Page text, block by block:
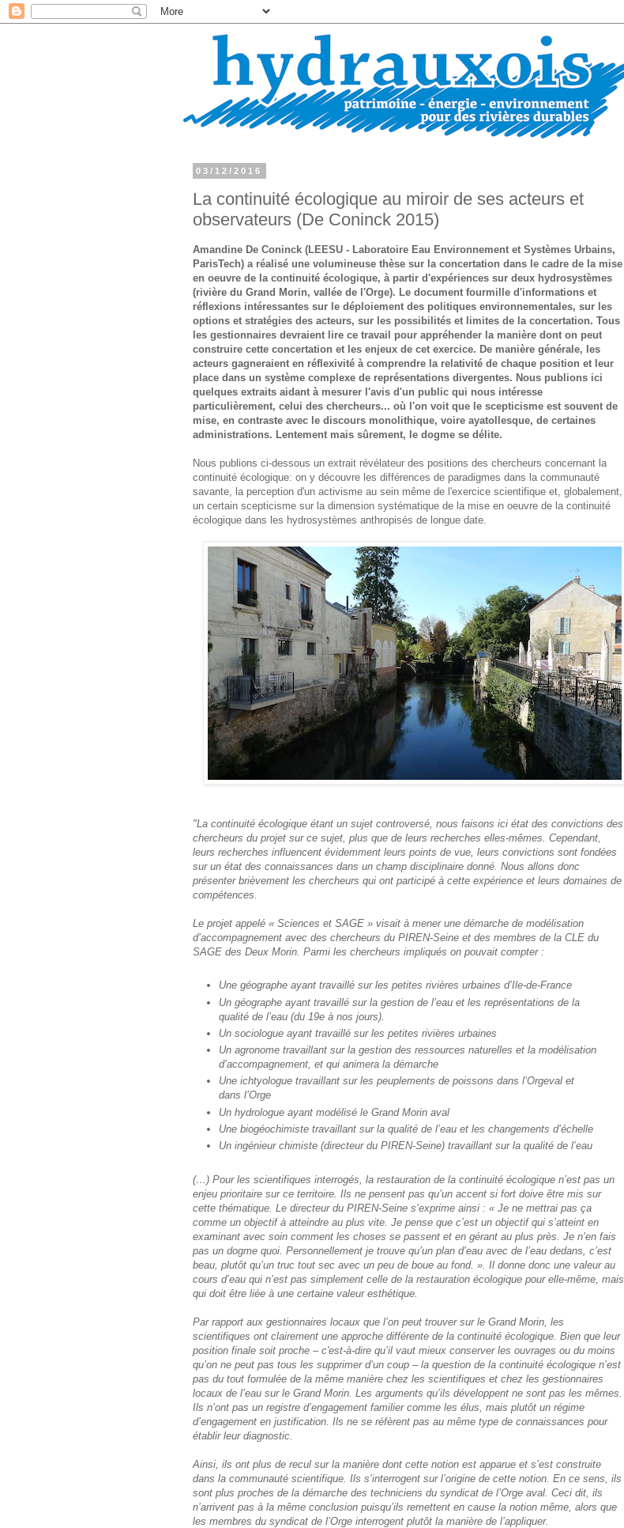
03/12/2016
La continuité écologique au miroir de ses acteurs et
observateurs (De Coninck 2015)
Amandine De Coninck (LEESU - Laboratoire Eau Environnement et Systèmes Urbains,
ParisTech) a réalisé une volumineuse thèse sur la concertation dans le cadre de la mise
en oeuvre de la continuité écologique, à partir d'expériences sur deux hydrosystèmes
(rivière du Grand Morin, vallée de l'Orge). Le document fourmille d'informations et
réflexions intéressantes sur le déploiement des politiques environnementales, sur les
options et stratégies des acteurs, sur les possibilités et limites de la concertation. Tous
les gestionnaires devraient lire ce travail pour appréhender la manière dont on peut
construire cette concertation et les enjeux de cet exercice. De manière générale, les
acteurs gagneraient en réflexivité à comprendre la relativité de chaque position et leur
place dans un système complexe de représentations divergentes. Nous publions ici
quelques extraits aidant à mesurer l'avis d'un public qui nous intéresse
particulièrement, celui des chercheurs... où l'on voit que le scepticisme est souvent de
mise, en contraste avec le discours monolithique, voire ayatollesque, de certaines
administrations. Lentement mais sûrement, le dogme se délite.
Nous publions ci-dessous un extrait révélateur des positions des chercheurs concernant la
continuité écologique: on y découvre les différences de paradigmes dans la communauté
savante, la perception d'un activisme au sein même de l'exercice scientifique et, globalement,
un certain scepticisme sur la dimension systématique de la mise en oeuvre de la continuité
écologique dans les hydrosystèmes anthropisés de longue date.
"La continuité écologique étant un sujet controversé, nous faisons ici état des convictions des
chercheurs du projet sur ce sujet, plus que de leurs recherches elles-mêmes. Cependant,
leurs recherches influencent évidemment leurs points de vue, leurs convictions sont fondées
sur un état des connaissances dans un champ disciplinaire donné. Nous allons donc
présenter brièvement les chercheurs qui ont participé à cette expérience et leurs domaines de
compétences.
Le projet appelé « Sciences et SAGE » visait à mener une démarche de modélisation
d’accompagnement avec des chercheurs du PIREN-Seine et des membres de la CLE du
SAGE des Deux Morin. Parmi les chercheurs impliqués on pouvait compter :
Une géographe ayant travaillé sur les petites rivières urbaines d’Ile-de-France
Un géographe ayant travaillé sur la gestion de l’eau et les représentations de la
qualité de l’eau (du 19e à nos jours).
Un sociologue ayant travaillé sur les petites rivières urbaines
Un agronome travaillant sur la gestion des ressources naturelles et la modélisation
d’accompagnement, et qui animera la démarche
Une ichtyologue travaillant sur les peuplements de poissons dans l’Orgeval et
dans l’Orge
Un hydrologue ayant modélisé le Grand Morin aval
Une biogéochimiste travaillant sur la qualité de l’eau et les changements d’échelle
Un ingénieur chimiste (directeur du PIREN-Seine) travaillant sur la qualité de l’eau
(…) Pour les scientifiques interrogés, la restauration de la continuité écologique n’est pas un
enjeu prioritaire sur ce territoire. Ils ne pensent pas qu’un accent si fort doive être mis sur
cette thématique. Le directeur du PIREN-Seine s’exprime ainsi : « Je ne mettrai pas ça
comme un objectif à atteindre au plus vite. Je pense que c’est un objectif qui s’atteint en
examinant avec soin comment les choses se passent et en gérant au plus près. Je n’en fais
pas un dogme quoi. Personnellement je trouve qu’un plan d’eau avec de l’eau dedans, c’est
beau, plutôt qu’un truc tout sec avec un peu de boue au fond. ». Il donne donc une valeur au
cours d’eau qui n’est pas simplement celle de la restauration écologique pour elle-même, mais
qui doit être liée à une certaine valeur esthétique.
Par rapport aux gestionnaires locaux que l’on peut trouver sur le Grand Morin, les
scientifiques ont clairement une approche différente de la continuité écologique. Bien que leur
position finale soit proche – c'est-à-dire qu’il vaut mieux conserver les ouvrages ou du moins
qu’on ne peut pas tous les supprimer d’un coup – la question de la continuité écologique n’est
pas du tout formulée de la même manière chez les scientifiques et chez les gestionnaires
locaux de l’eau sur le Grand Morin. Les arguments qu’ils développent ne sont pas les mêmes.
Ils n’ont pas un registre d’engagement familier comme les élus, mais plutôt un régime
d’engagement en justification. Ils ne se réfèrent pas au même type de connaissances pour
établir leur diagnostic.
Ainsi, ils ont plus de recul sur la manière dont cette notion est apparue et s’est construite
dans la communauté scientifique. Ils s’interrogent sur l’origine de cette notion. En ce sens, ils
sont plus proches de la démarche des techniciens du syndicat de l’Orge aval. Ceci dit, ils
n’arrivent pas à la même conclusion puisqu’ils remettent en cause la notion même, alors que
les membres du syndicat de l’Orge interrogent plutôt la manière de l’appliquer.